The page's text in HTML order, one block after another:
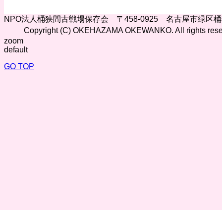
NPO法人桶狭間古戦場保存会 〒458-0925 名古屋市緑区桶
Copyright (C) OKEHAZAMA OKEWANKO. All rights
zoom
default
GO TOP